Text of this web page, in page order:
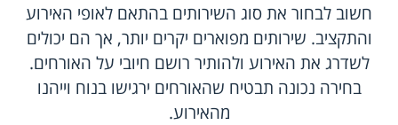
חשוב לבחור את סוג השירותים בהתאם לאופי האירוע
והתקציב. שירותים מפוארים יקרים יותר, אך הם יכולים
לשדרג את האירוע ולהותיר רושם חיובי על האורחים.
בחירה נכונה תבטיח שהאורחים ירגישו בנוח וייהנו
מהאירוע.